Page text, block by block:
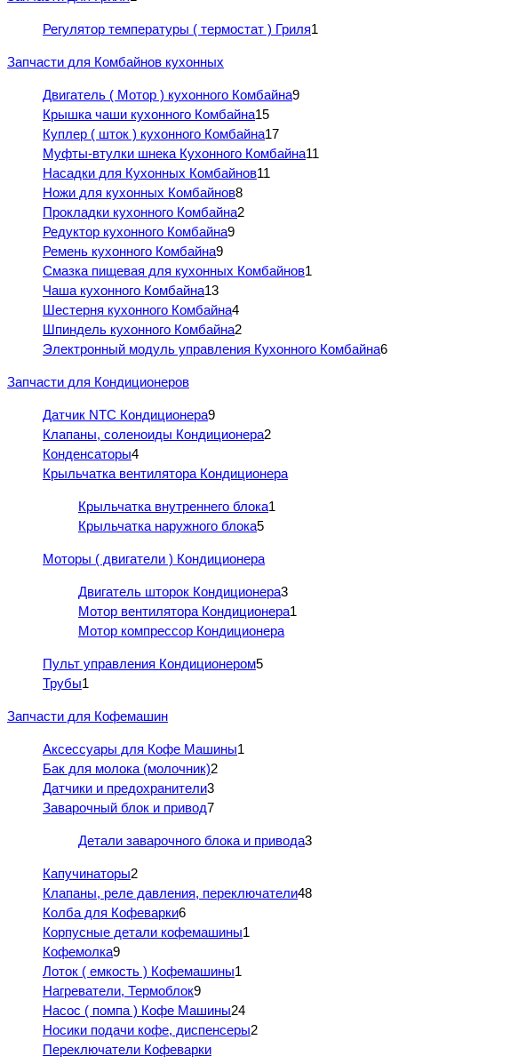
Регулятор температуры ( термостат ) Гриля1
Запчасти для Комбайнов кухонных
Двигатель ( Мотор ) кухонного Комбайна9
Крышка чаши кухонного Комбайна15
Куплер ( шток ) кухонного Комбайна17
Муфты-втулки шнека Кухонного Комбайна11
Насадки для Кухонных Комбайнов11
Ножи для кухонных Комбайнов8
Прокладки кухонного Комбайна2
Редуктор кухонного Комбайна9
Ремень кухонного Комбайна9
Смазка пищевая для кухонных Комбайнов1
Чаша кухонного Комбайна13
Шестерня кухонного Комбайна4
Шпиндель кухонного Комбайна2
Электронный модуль управления Кухонного Комбайна6
Запчасти для Кондиционеров
Датчик NTC Кондиционера9
Клапаны, соленоиды Кондиционера2
Конденсаторы4
Крыльчатка вентилятора Кондиционера
Крыльчатка внутреннего блока1
Крыльчатка наружного блока5
Моторы ( двигатели ) Кондиционера
Двигатель шторок Кондиционера3
Мотор вентилятора Кондиционера1
Мотор компрессор Кондиционера
Пульт управления Кондиционером5
Трубы1
Запчасти для Кофемашин
Аксессуары для Кофе Машины1
Бак для молока (молочник)2
Датчики и предохранители3
Заварочный блок и привод7
Детали заварочного блока и привода3
Капучинаторы2
Клапаны, реле давления, переключатели48
Колба для Кофеварки6
Корпусные детали кофемашины1
Кофемолка9
Лоток ( емкость ) Кофемашины1
Нагреватели, Термоблок9
Насос ( помпа ) Кофе Машины24
Носики подачи кофе, диспенсеры2
Переключатели Кофеварки